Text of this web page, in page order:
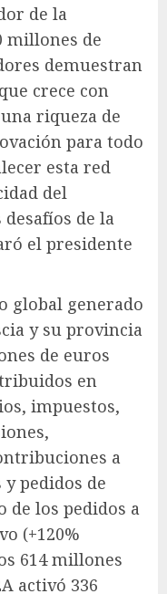
de la
millones de
demuestran
crece con
riqueza de
para todo
esta red
del
de la
el presidente
global generado
y su provincia
de euros
en
impuestos,
a
pedidos de
los pedidos a
(+120%
614 millones
activó 336